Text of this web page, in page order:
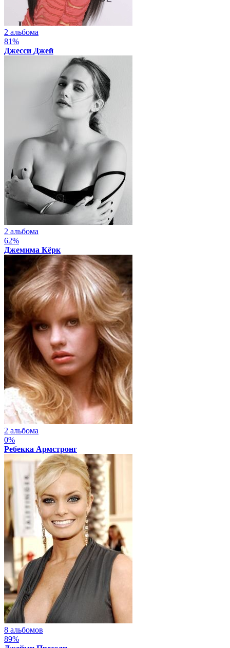
2 альбома
81%
Джесси Джей
2 альбома
62%
Джемима Кёрк
2 альбома
0%
Ребекка Армстронг
8 альбомов
89%